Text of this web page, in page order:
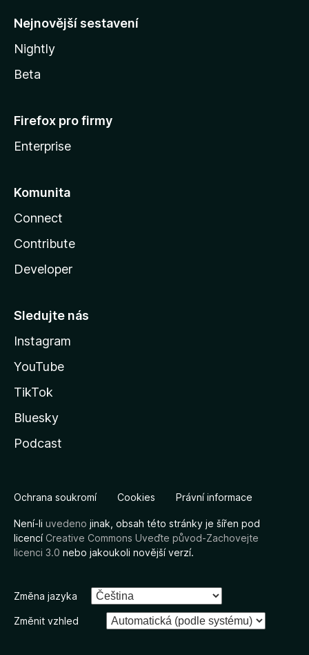
y
Nejnovější sestavení
Nightly
Beta
Firefox pro firmy
Enterprise
Komunita
Connect
Contribute
Developer
Sledujte nás
Instagram
YouTube
TikTok
Bluesky
Podcast
Ochrana soukromí Cookies Právní informace
Není-li uvedeno jinak, obsah této stránky je šířen pod
licencíCreative Commons Uveďte původ-Zachovejte
licenci 3.0 nebo jakoukoli novější verzí.
Změna jazyka
Změnit vzhled